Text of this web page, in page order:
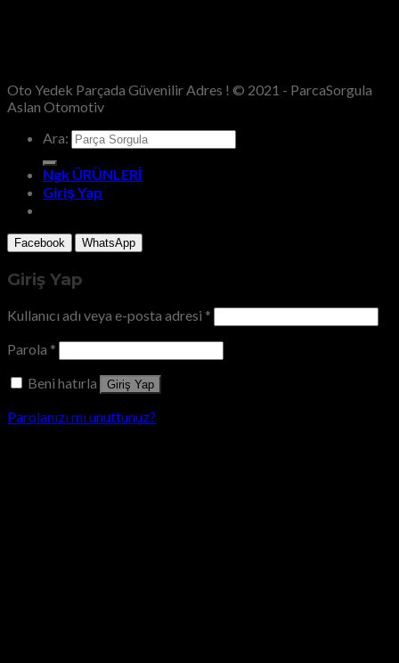
Oto Yedek Parçada Güvenilir Adres ! © 2021 - ParcaSorgula
Aslan Otomotiv
Ara:
Ngk ÜRÜNLERİ
Giriş Yap
Facebook WhatsApp
Giriş Yap
Kullanıcı adı veya e-posta adresi *
Parola *
Beni hatırla
Giriş Yap
Parolanızı mı unuttunuz?